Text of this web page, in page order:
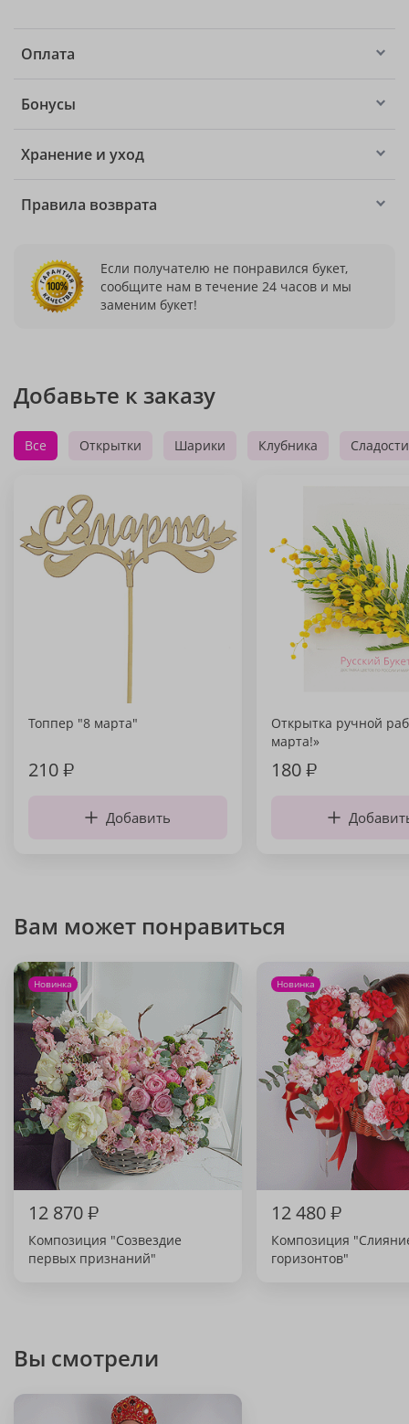
Оплата
Бонусы
Хранение и уход
Правила возврата
Если получателю не понравился букет,
сообщите нам в течение 24 часов и мы
заменим букет!
Добавьте к заказу
Все Открытки Шарики Клубника Сладости
Топпер "8 марта"
210₽
Добавить
Открытка ручной
марта!»
180₽
Вам может понравиться
Новинка
12 870₽
Композиция "Созвездие
первых признаний"
Новинка
12 480₽
Композиция
горизонтов"
Вы смотрели